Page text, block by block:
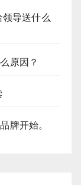
导送什么
原因？
牌开始。